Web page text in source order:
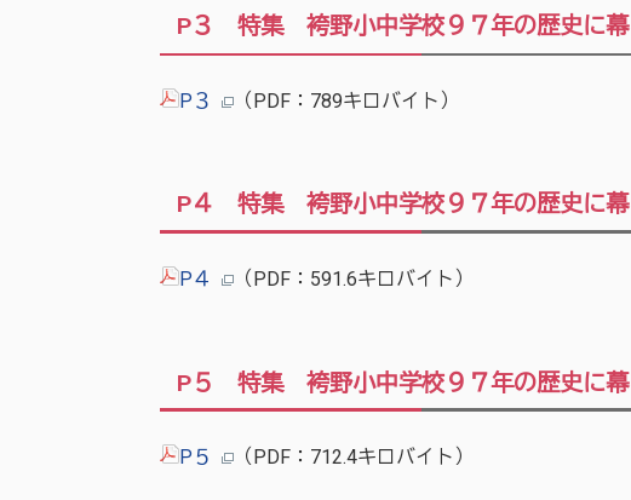
P３ 特集 袴野小中学校９７年の歴史に幕
P３ （PDF：789キロバイト）
P４ 特集 袴野小中学校９７年の歴史に幕
P４ （PDF：591.6キロバイト）
P５ 特集 袴野小中学校９７年の歴史に幕
P５ （PDF：712.4キロバイト）